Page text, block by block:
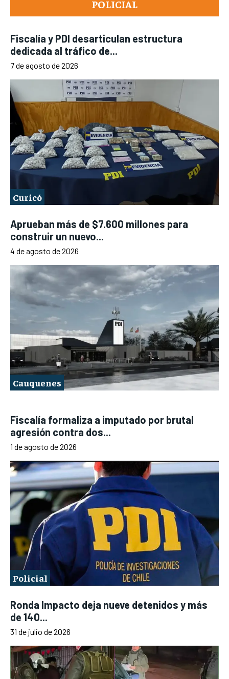
POLICIAL
Fiscalía y PDI desarticulan estructura
dedicada al tráfico de...
7 de agosto de 2026
Curicó
Aprueban más de $7.600 millones para
construir un nuevo...
4 de agosto de 2026
Cauquenes
Fiscalía formaliza a imputado por brutal
agresión contra dos...
1 de agosto de 2026
Policial
Ronda Impacto deja nueve detenidos y más
de 140...
31 de julio de 2026